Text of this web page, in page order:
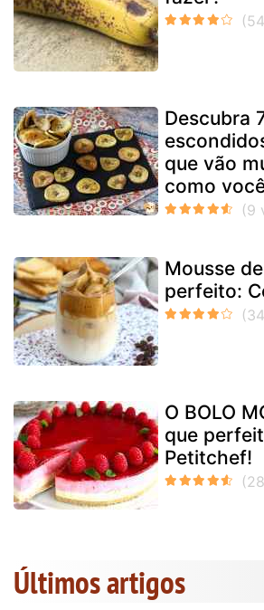
Descubra
que vão
como
Mousse
perfeito:
O BOLO
que
Petitchef!
Últimos artigos